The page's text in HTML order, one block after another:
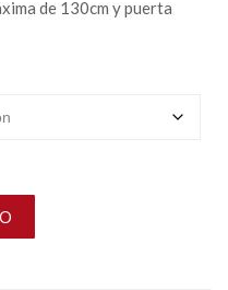
de 130cm y puerta